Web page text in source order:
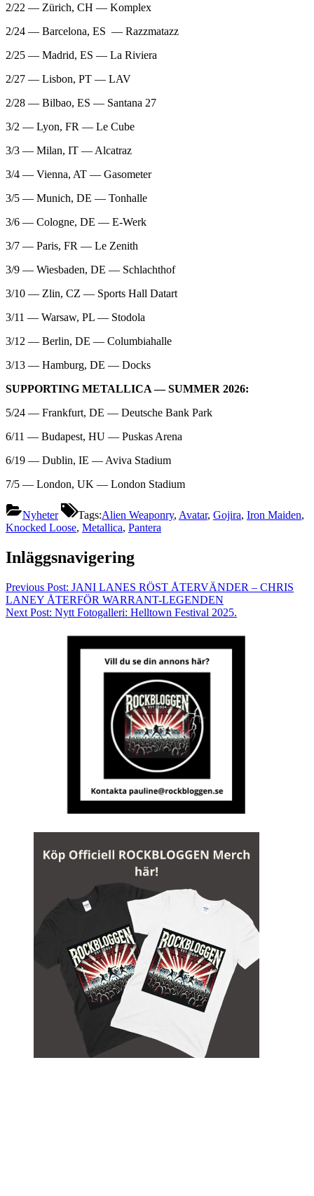
2/22 — Zürich, CH — Komplex
2/24 — Barcelona, ES — Razzmatazz
2/25 — Madrid, ES — La Riviera
2/27 — Lisbon, PT — LAV
2/28 — Bilbao, ES — Santana 27
3/2 — Lyon, FR — Le Cube
3/3 — Milan, IT — Alcatraz
3/4 — Vienna, AT — Gasometer
3/5 — Munich, DE — Tonhalle
3/6 — Cologne, DE — E-Werk
3/7 — Paris, FR — Le Zenith
3/9 — Wiesbaden, DE — Schlachthof
3/10 — Zlin, CZ — Sports Hall Datart
3/11 — Warsaw, PL — Stodola
3/12 — Berlin, DE — Columbiahalle
3/13 — Hamburg, DE — Docks
SUPPORTING METALLICA — SUMMER 2026:
5/24 — Frankfurt, DE — Deutsche Bank Park
6/11 — Budapest, HU — Puskas Arena
6/19 — Dublin, IE — Aviva Stadium
7/5 — London, UK — London Stadium
Nyheter Tags:Alien Weaponry, Avatar, Gojira, Iron Maiden,
Knocked Loose, Metallica, Pantera
Inläggsnavigering
Previous Post: JANI LANES RÖST ÅTERVÄNDER – CHRIS
LANEY ÅTERFÖR WARRANT-LEGENDEN
Next Post: Nytt Fotogalleri: Helltown Festival 2025.